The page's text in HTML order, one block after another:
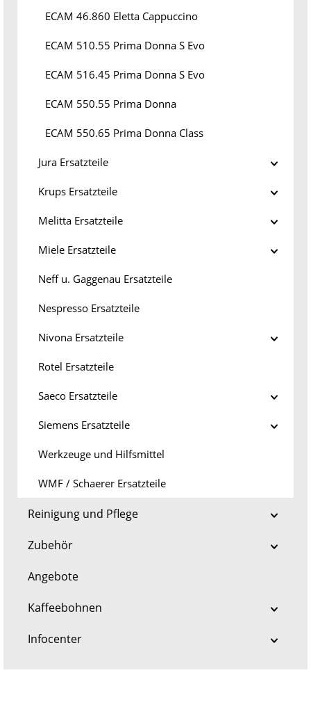
ECAM 46.860 Eletta Cappuccino
ECAM 510.55 Prima Donna S Evo
ECAM 516.45 Prima Donna S Evo
ECAM 550.55 Prima Donna
ECAM 550.65 Prima Donna Class
Jura Ersatzteile
Krups Ersatzteile
Melitta Ersatzteile
Miele Ersatzteile
Neff u. Gaggenau Ersatzteile
Nespresso Ersatzteile
Nivona Ersatzteile
Rotel Ersatzteile
Saeco Ersatzteile
Siemens Ersatzteile
Werkzeuge und Hilfsmittel
WMF / Schaerer Ersatzteile
Reinigung und Pflege
Zubehör
Angebote
Kaffeebohnen
Infocenter